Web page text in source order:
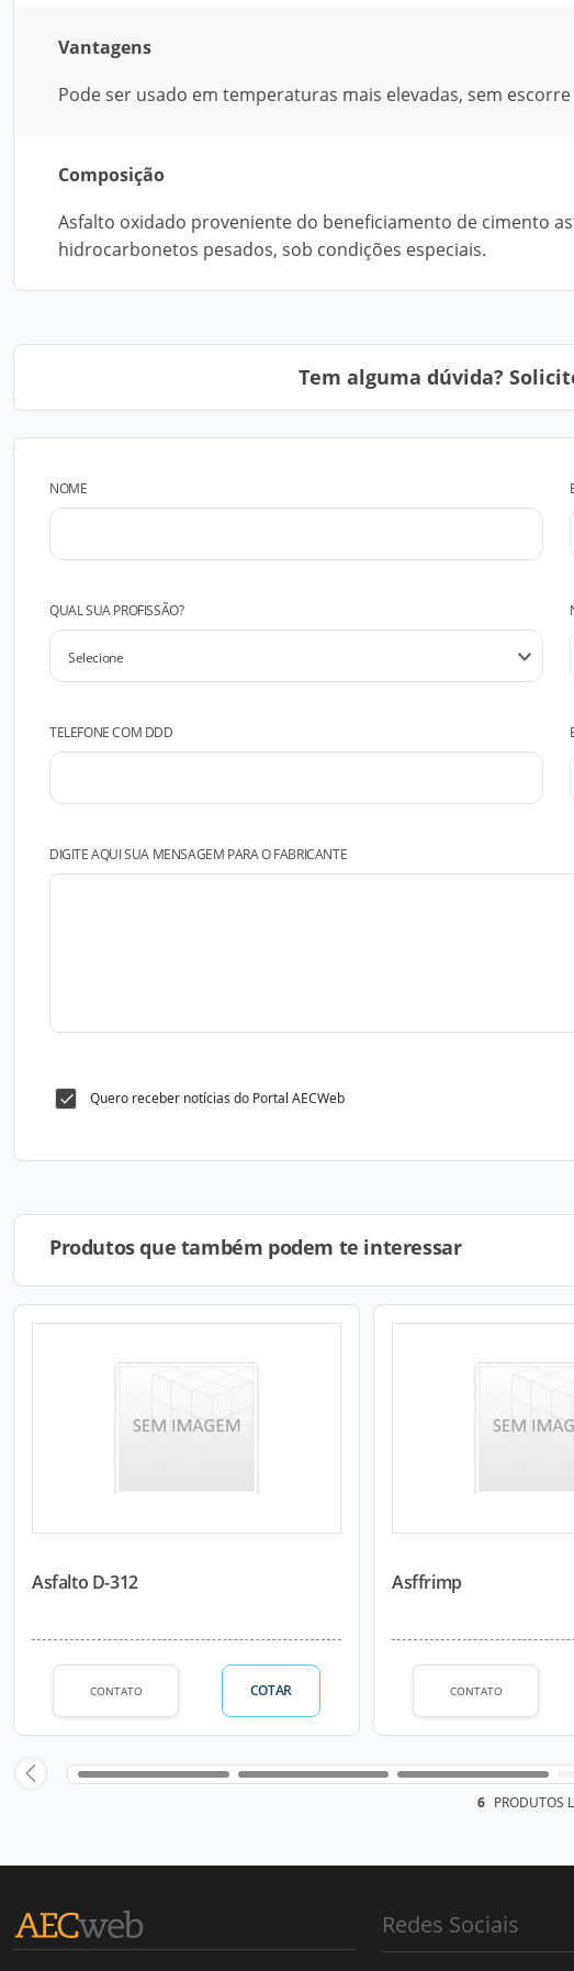
Vantagens
Pode ser usado em temperaturas mais elevadas, sem
Composição
Asfalto oxidado proveniente do beneficiamento de cimento
hidrocarbonetos pesados, sob condições especiais.
Tem alguma dúvida?
NOME
QUAL SUA PROFISSÃO?
TELEFONE COM DDD
DIGITE AQUI SUA MENSAGEM PARA O FABRICANTE
Quero receber notícias do Portal AECWeb
Produtos que também podem te interessar
Asfalto D-312
CONTATO COTAR
Asffrimp
CONTATO
6 PRODUTOS
Redes Sociais